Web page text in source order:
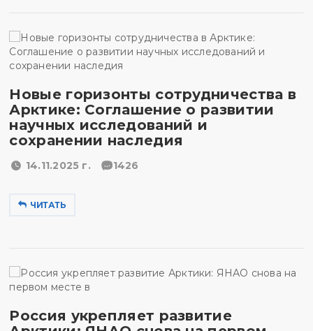
Новые горизонты сотрудничества в
Арктике: Соглашение о развитии
научных исследований и
сохранении наследия
14.11.2025 г. 1426
ЧИТАТЬ
Россия укрепляет развитие